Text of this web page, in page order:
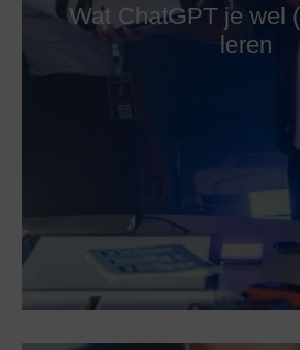
Wat ChatGPT je wel
leren